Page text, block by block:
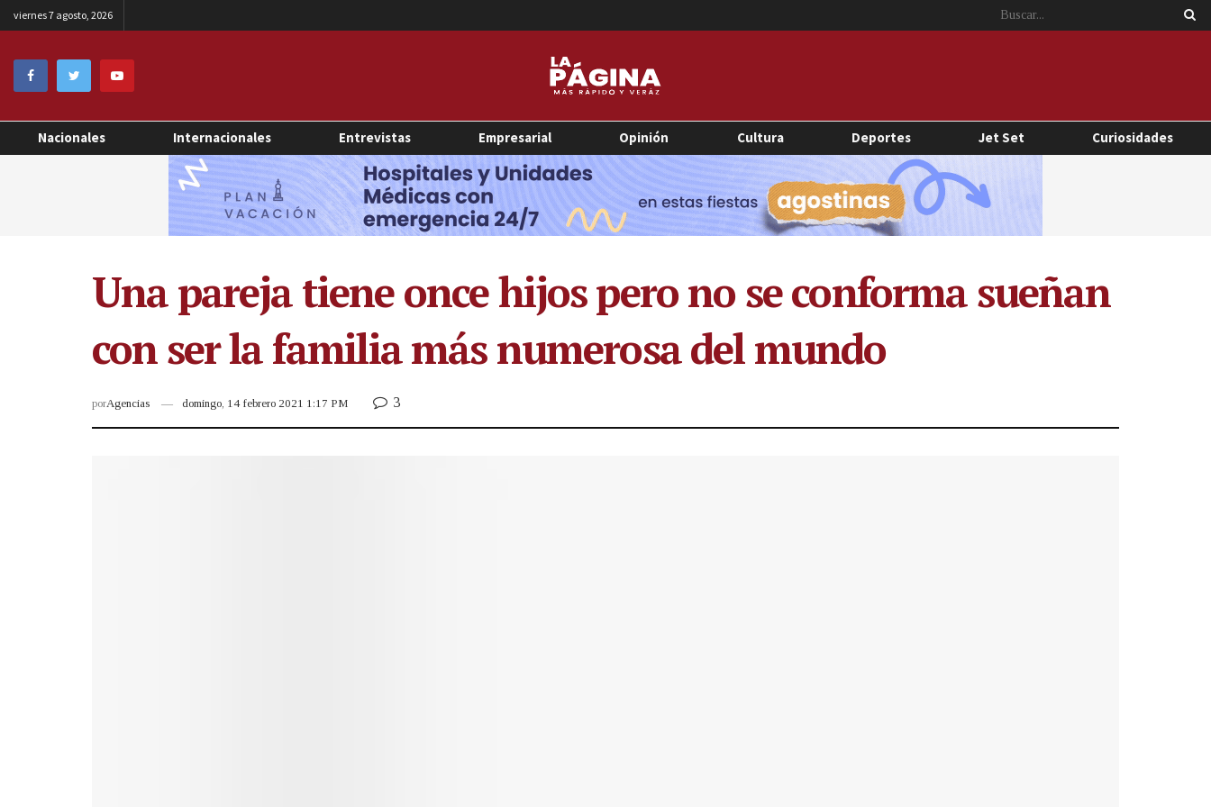
viernes 7 agosto, 2026
Nacionales Internacionales Entrevistas Empresarial Opinión Cultura Deportes Jet Set Curiosidades
Una pareja tiene once hijos pero no se conforma sueñan
con ser la familia más numerosa del mundo
porAgencias domingo, 14 febrero 2021 1:17 PM 3